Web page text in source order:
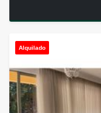
Alquilado